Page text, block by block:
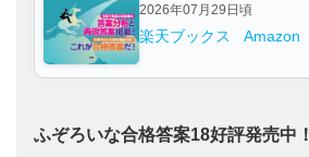
2026年07月29日頃
楽天ブックス Amazon
ふぞろいな合格答案18好評発売中！